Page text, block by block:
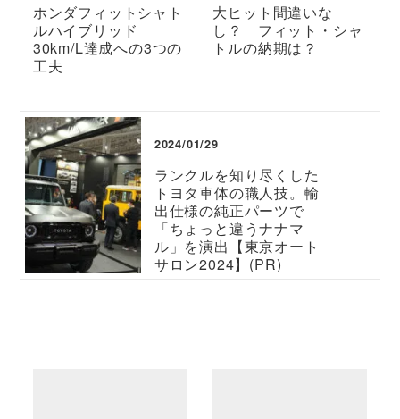
ホンダフィットシャト
ルハイブリッド
30km/L達成への3つの
工夫
大ヒット間違いな
し？ フィット・シャ
トルの納期は？
2024/01/29
ランクルを知り尽くした
トヨタ車体の職人技。輸
出仕様の純正パーツで
「ちょっと違うナナマ
ル」を演出【東京オート
サロン2024】(PR)